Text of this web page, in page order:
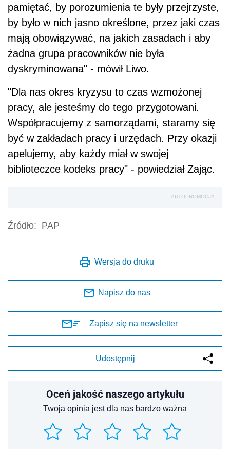
pamiętać, by porozumienia te były przejrzyste,
by było w nich jasno określone, przez jaki czas
mają obowiązywać, na jakich zasadach i aby
żadna grupa pracowników nie była
dyskryminowana" - mówił Liwo.
"Dla nas okres kryzysu to czas wzmożonej
pracy, ale jesteśmy do tego przygotowani.
Współpracujemy z samorządami, staramy się
być w zakładach pracy i urzędach. Przy okazji
apelujemy, aby każdy miał w swojej
biblioteczce kodeks pracy" - powiedział Zając.
AUTOPROMOCJA
Źródło: PAP
Wersja do druku
Napisz do nas
Zapisz się na newsletter
Udostępnij
Oceń jakość naszego artykułu
Twoja opinia jest dla nas bardzo ważna